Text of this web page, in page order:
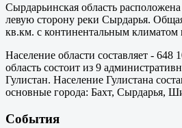
Сырдарьинская область
левую сторону реки Сырдарья.
кв.км. с континентальным климатом
Население области составляет - 648
область состоит из 9
Гулистан. Население Гулистана
основные города: Бахт, Сырдарья,
События